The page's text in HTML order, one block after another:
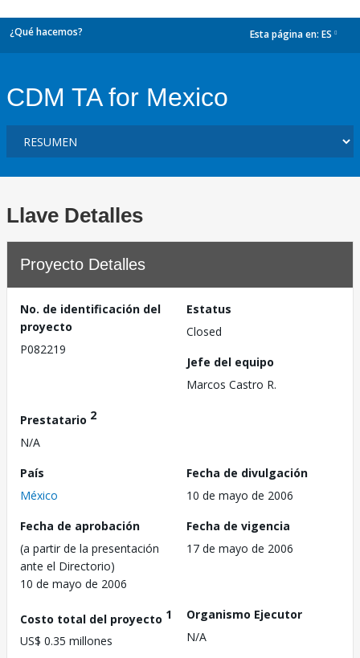
¿Qué hacemos? Esta página en: ES
CDM TA for Mexico
Llave Detalles
Proyecto Detalles
No. de identificación del
proyecto
P082219
Estatus
Closed
Jefe del equipo
Marcos Castro R.
Prestatario 2
N/A
País
México
Fecha de divulgación
10 de mayo de 2006
Fecha de aprobación
(a partir de la presentación
ante el Directorio)
10 de mayo de 2006
Fecha de vigencia
17 de mayo de 2006
Costo total del proyecto 1
US$ 0.35 millones
Organismo Ejecutor
N/A